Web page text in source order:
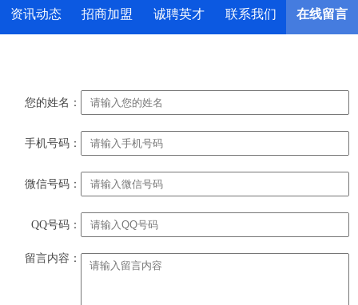
资讯动态 招商加盟 诚聘英才 联系我们 在线留言
您的姓名：
手机号码：
微信号码：
QQ号码：
留言内容：